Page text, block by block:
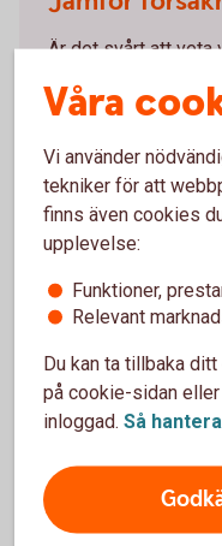
Är det svårt att veta
Jämför
Hur kan en
hjälpa?
Professionell
Många
professionell
orsakat skador som
Våra
Vi använder
tekniker för att
finns även cookies
upplevelse:
Funktioner,
Relevant
Du kan ta tillbaka
på cookie-sidan
inloggad. Så